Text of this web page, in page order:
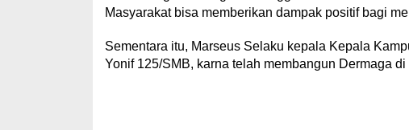
Masyarakat bisa memberikan dampak positif bagi
Sementara itu, Marseus Selaku kepala Kepala
Yonif 125/SMB, karna telah membangun Dermaga